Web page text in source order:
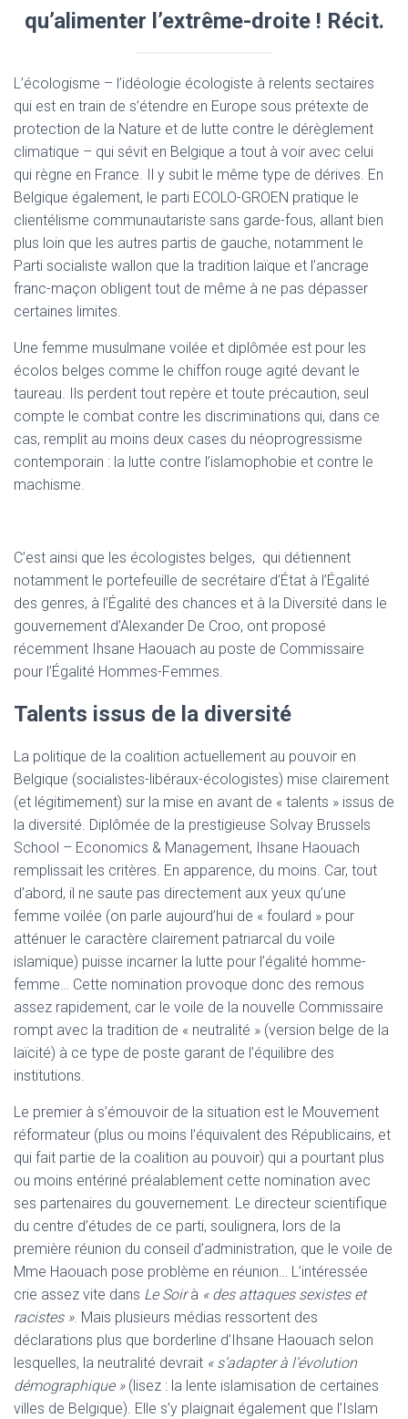
qu’alimenter l’extrême-droite ! Récit.
L’écologisme – l’idéologie écologiste à relents sectaires
qui est en train de s’étendre en Europe sous prétexte de
protection de la Nature et de lutte contre le dérèglement
climatique – qui sévit en Belgique a tout à voir avec celui
qui règne en France. Il y subit le même type de dérives. En
Belgique également, le parti ECOLO-GROEN pratique le
clientélisme communautariste sans garde-fous, allant bien
plus loin que les autres partis de gauche, notamment le
Parti socialiste wallon que la tradition laïque et l’ancrage
franc-maçon obligent tout de même à ne pas dépasser
certaines limites.
Une femme musulmane voilée et diplômée est pour les
écolos belges comme le chiffon rouge agité devant le
taureau. Ils perdent tout repère et toute précaution, seul
compte le combat contre les discriminations qui, dans ce
cas, remplit au moins deux cases du néoprogressisme
contemporain : la lutte contre l’islamophobie et contre le
machisme.
C’est ainsi que les écologistes belges, qui détiennent
notamment le portefeuille de secrétaire d’État à l’Égalité
des genres, à l’Égalité des chances et à la Diversité dans le
gouvernement d’Alexander De Croo, ont proposé
récemment Ihsane Haouach au poste de Commissaire
pour l’Égalité Hommes-Femmes.
Talents issus de la diversité
La politique de la coalition actuellement au pouvoir en
Belgique (socialistes-libéraux-écologistes) mise clairement
(et légitimement) sur la mise en avant de « talents » issus de
la diversité. Diplômée de la prestigieuse Solvay Brussels
School – Economics & Management, Ihsane Haouach
remplissait les critères. En apparence, du moins. Car, tout
d’abord, il ne saute pas directement aux yeux qu’une
femme voilée (on parle aujourd’hui de « foulard » pour
atténuer le caractère clairement patriarcal du voile
islamique) puisse incarner la lutte pour l’égalité homme-
femme… Cette nomination provoque donc des remous
assez rapidement, car le voile de la nouvelle Commissaire
rompt avec la tradition de « neutralité » (version belge de la
laïcité) à ce type de poste garant de l’équilibre des
institutions.
Le premier à s’émouvoir de la situation est le Mouvement
réformateur (plus ou moins l’équivalent des Républicains, et
qui fait partie de la coalition au pouvoir) qui a pourtant plus
ou moins entériné préalablement cette nomination avec
ses partenaires du gouvernement. Le directeur scientifique
du centre d’études de ce parti, soulignera, lors de la
première réunion du conseil d’administration, que le voile de
Mme Haouach pose problème en réunion… L’intéressée
crie assez vite dans Le Soirà « des attaques sexistes et
racistes ». Mais plusieurs médias ressortent des
déclarations plus que borderline d’Ihsane Haouach selon
lesquelles, la neutralité devrait « s’adapter à l’évolution
démographique » (lisez : la lente islamisation de certaines
villes de Belgique). Elle s’y plaignait également que l’Islam